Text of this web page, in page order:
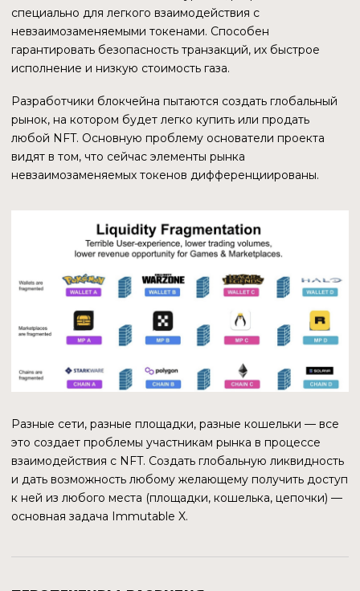
коллекциях составляет значительную долю от общего
оборота. И если о будущем рынка коллекционных
предметов можно строить разные гипотезы, то не
возникает сомнений в том, что люди будут играть всегда.
Гейминг иногда требует высокой скорости реакции на
игровой сюжет и задержки могут быть причиной
негативного опыта. Вторая характерная особенность игр
— большое количество транзакций. Покупка, продажа,
обмен, дарение игровых активов, постоянное
обращение к балансам — это лишь часть транзакций,
которые генерирует игрок в процессе взаимодействия с
приложением. Если бы за каждую из них приходилось бы
платить по ценам газа Ethereum, привлекательность игры
упала бы в разы.
СЕТЕВОЙ ЭФФЕКТ
конгломерат, глобальную торговую площадку
предоставит доступ к огромнейшей экосистеме
Ethereum. Это значительно упростит развитие
собственной пользовательской базы.
ПРЕИМУЩЕСТВА
СКОРОСТЬ ТРАНЗАКЦИЙ